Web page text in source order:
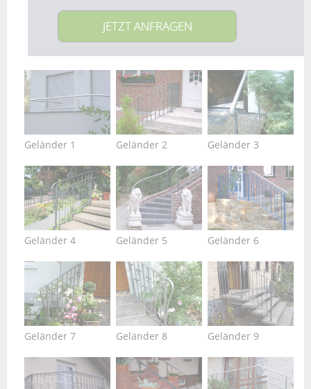
JETZT ANFRAGEN
Geländer 1 Geländer 2 Geländer 3
Geländer 4 Geländer 5 Geländer 6
Geländer 7 Geländer 8 Geländer 9